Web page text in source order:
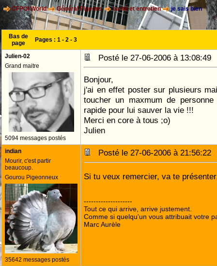
CFPOI World Général Pigeons santé et entretien je sais bien
Bas de
page
Pages : 1 - 2 - 3
Julien-02
Grand maitre
5094 messages postés
Posté le 27-06-2006 à
Bonjour,
j'ai en effet poster sur plusieurs
toucher un maxmum de
rapide pour lui sauver la vie !!!
Merci en core à tous ;o)
Julien
indian
Mourir, c'est partir
beaucoup.
Gourou Pigeonneux
35642 messages postés
Posté le 27-06-2006 à
Si tu veux remercier, va te
--------------------
Tout ce qui arrive, arrive justement.
Comme si quelqu'un vous attribuait votre
Marc Aurèle